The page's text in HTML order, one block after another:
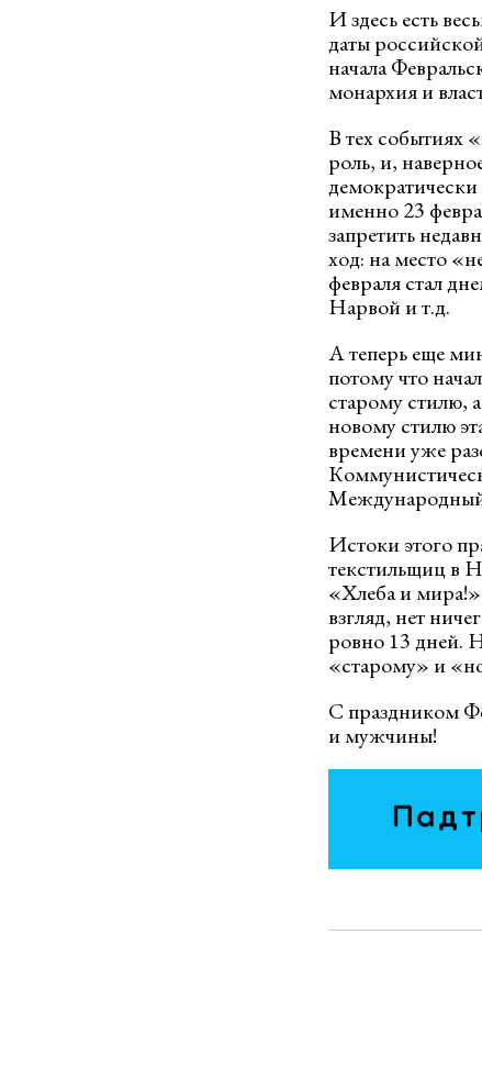
И здесь есть
даты
начала
монархия и
В тех событиях
роль, и,
именно 23
запретить
ход: на место
февраля стал
Нарвой и т.д.
А теперь еще
потому что
старому стилю,
новому стилю
времени уже
Истоки этого
текстильщиц в
«Хлеба и
взгляд, нет
ровно 13 дней.
«старому» и
С праздником
и мужчины!